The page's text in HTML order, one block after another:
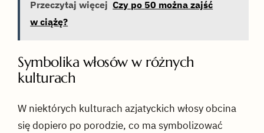
Przeczytaj więcej Czy po 50 można zajść
w ciążę?
Symbolika włosów w różnych
kulturach
W niektórych kulturach azjatyckich włosy obcina
się dopiero po porodzie, co ma symbolizować